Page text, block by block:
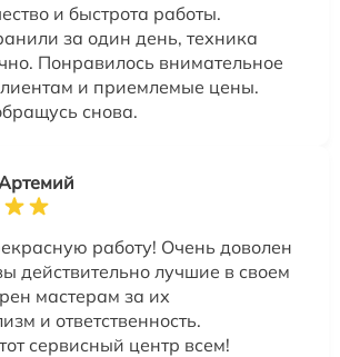
и быстрота работы.
за один день, техника
Понравилось внимательное
и приемлемые цены.
снова.
работу! Очень доволен
действительно лучшие в своем
мастерам за их
и ответственность.
сервисный центр всем!